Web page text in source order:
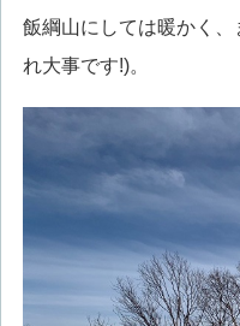
飯綱山にしては暖かく、
れ大事です!)。